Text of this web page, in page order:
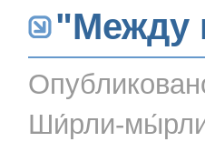
"Между
Ши́рли-